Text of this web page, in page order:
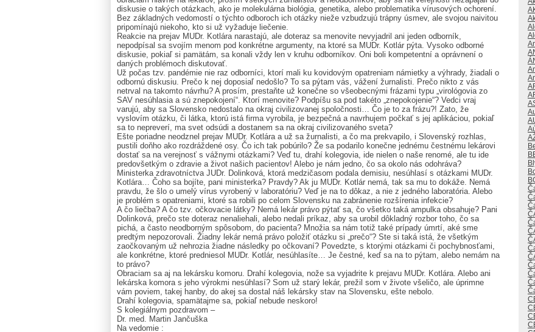
diskusie o takých otázkach, ako je molekulárna biológia, genetika, alebo problematika vírusových ochorení.
Bez základných vedomostí o týchto odboroch ich otázky nieže vzbudzujú trápny úsmev, ale svojou naivitou
pripomínajú niekoho, kto si už vyžaduje liečenie.
Reakcie na prejav MUDr. Kotlára narastajú, ale doteraz sa menovite nevyjadril ani jeden odborník,
nepodpísal sa svojím menom pod konkrétne argumenty, na ktoré sa MUDr. Kotlár pýta. Vysoko odborné
diskusie, pokiaľ si pamätám, sa konali vždy len v kruhu odborníkov. Oni boli kompetentní a oprávnení o
daných problémoch diskutovať.
Už počas tzv. pandémie nie raz odborníci, ktorí mali ku kovidovým opatreniam námietky a výhrady, žiadali o
odbornú diskusiu. Prečo k nej doposiaľ nedošlo? To sa pýtam vás, vážení žurnalisti. Prečo nikto z vás
netrval na takomto návrhu? A prosím, prestaňte už konečne so všeobecnými frázami typu „virológovia zo
SAV nesúhlasia a sú znepokojení“. Ktorí menovite? Podpíšu sa pod takéto „znepokojenie“? Vedci vraj
varujú, aby sa Slovensko nedostalo na okraj civilizovanej spoločnosti… Čo je to za frázu?! Zato, že
vyslovím otázku, či látka, ktorú istá firma vyrobila, je bezpečná a navrhujem počkať s jej aplikáciou, pokiaľ
sa to nepreverí, ma svet odsúdi a dostanem sa na okraj civilizovaného sveta?
Ešte poriadne neodznel prejav MUDr. Kotlára a už sa žurnalisti, a čo ma prekvapilo, i Slovenský rozhlas,
pustili doňho ako rozdráždené osy. Čo ich tak pobúrilo? Že sa podarilo konečne jednému čestnému lekárovi
dostať sa na verejnosť s vážnymi otázkami? Veď tu, drahí kolegovia, ide nielen o naše renomé, ale tu ide
predovšetkým o zdravie a život našich pacientov! Alebo je nám jedno, čo sa okolo nás odohráva?
Ministerka zdravotníctva JUDr. Dolinková, ktorá medzičasom podala demisiu, nesúhlasí s otázkami MUDr.
Kotlára… Čoho sa bojíte, pani ministerka? Pravdy? Ak ju MUDr. Kotlár nemá, tak sa mu to dokáže. Nemá
pravdu, že šlo o umelý vírus vyrobený v laboratóriu? Veď je na to dôkaz, a nie z jedného laboratória. Alebo
je problém s opatreniami, ktoré sa robili po celom Slovensku na zabránenie rozšírenia infekcie?
A čo liečba? A čo tzv. očkovacie látky? Nemá lekár právo pýtať sa, čo všetko taká ampulka obsahuje? Pani
Dolinková, prečo ste doteraz nenaliehali, alebo nedali príkaz, aby sa urobil dôkladný rozbor toho, čo sa
pichá, a často neodborným spôsobom, do pacienta? Množia sa nám totiž také prípady úmrtí, aké sme
predtým nepozorovali. Žiadny lekár nemá právo položiť otázku si „prečo“? Ste si taká istá, že všetkým
zaočkovaným už nehrozia žiadne následky po očkovaní? Povedzte, s ktorými otázkami či pochybnosťami,
ale konkrétne, ktoré predniesol MUDr. Kotlár, nesúhlasíte… Je čestné, keď sa na to pýtam, alebo nemám na
to právo?
Obraciam sa aj na lekársku komoru. Drahí kolegovia, nože sa vyjadrite k prejavu MUDr. Kotlára. Alebo ani
lekárska komora s jeho výrokmi nesúhlasí? Som už starý lekár, prežil som v živote všeličo, ale úprimne
vám poviem, takej hanby, do akej sa dostal náš lekársky stav na Slovensku, ešte nebolo.
Drahí kolegovia, spamätajme sa, pokiaľ nebude neskoro!
S kolegiálnym pozdravom –
Dr. med. Martin Jančuška
Na vedomie :